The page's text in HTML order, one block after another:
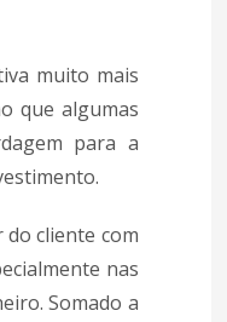
muito mais
que algumas
para a
do cliente com
nas
Somado a